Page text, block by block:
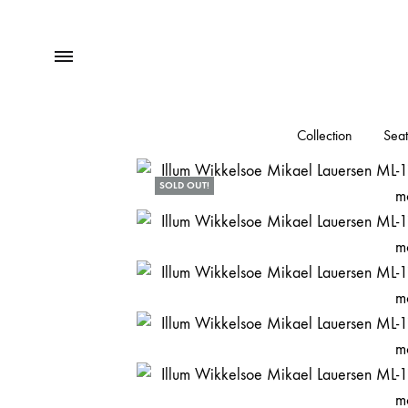
Menu
Collection
SOLD OUT!